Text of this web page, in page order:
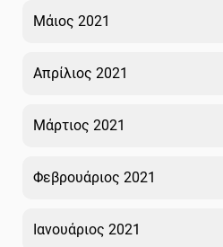
Μάιος 2021
Απρίλιος 2021
Μάρτιος 2021
Φεβρουάριος 2021
Ιανουάριος 2021